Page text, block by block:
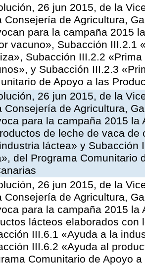
26 jun 2015, de la
Consejería de Agricultura,
para la campaña 2015
vacuno», Subacción III.2.1
Subacción III.2.2
y Subacción III.2.3
de Apoyo a las
26 jun 2015, de la
Consejería de Agricultura,
para la campaña 2015
de leche de vaca
láctea» y Subacción
del Programa Comunitario
26 jun 2015, de la
Consejería de Agricultura,
para la campaña 2015
lácteos elaborados
III.6.1 «Ayuda a la
III.6.2 «Ayuda al
Comunitario de Apoyo